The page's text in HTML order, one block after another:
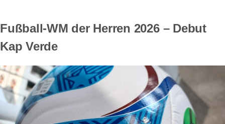
Fußball-WM der Herren 2026 – Debut
Kap Verde